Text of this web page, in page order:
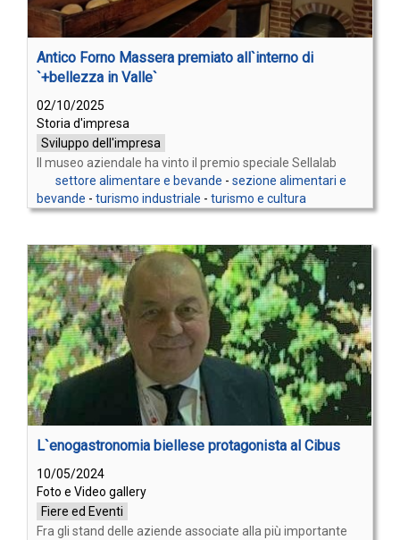
Antico Forno Massera premiato all`interno di
`+bellezza in Valle`
02/10/2025
Storia d'impresa
Sviluppo dell'impresa
Il museo aziendale ha vinto il premio speciale Sellalab
settore alimentare e bevande - sezione alimentari e
bevande - turismo industriale - turismo e cultura
L`enogastronomia biellese protagonista al Cibus
10/05/2024
Foto e Video gallery
Fiere ed Eventi
Fra gli stand delle aziende associate alla più importante